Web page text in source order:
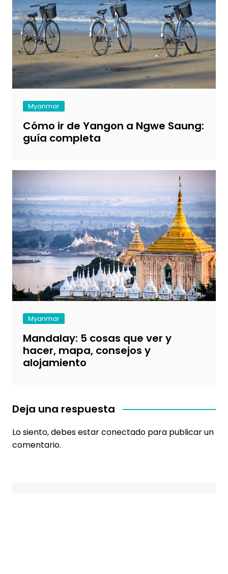
Myanmar
Cómo ir de Yangon a Ngwe Saung:
guía completa
Myanmar
Mandalay: 5 cosas que ver y
hacer, mapa, consejos y
alojamiento
Deja una respuesta
Lo siento, debes estarconectadopara publicar un
comentario.